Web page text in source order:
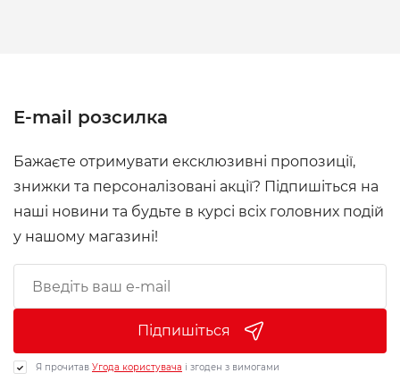
E-mail розсилка
Бажаєте отримувати ексклюзивні пропозиції,
знижки та персоналізовані акції? Підпишіться на
наші новини та будьте в курсі всіх головних подій
у нашому магазині!
Підпишіться
Я прочитав Угода користувача і згоден з вимогами